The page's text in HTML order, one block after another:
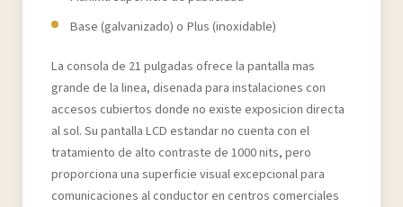
Base (galvanizado) o Plus (inoxidable)
La consola de 21 pulgadas ofrece la pantalla mas
grande de la linea, disenada para instalaciones con
accesos cubiertos donde no existe exposicion directa
al sol. Su pantalla LCD estandar no cuenta con el
tratamiento de alto contraste de 1000 nits, pero
proporciona una superficie visual excepcional para
comunicaciones al conductor en centros comerciales